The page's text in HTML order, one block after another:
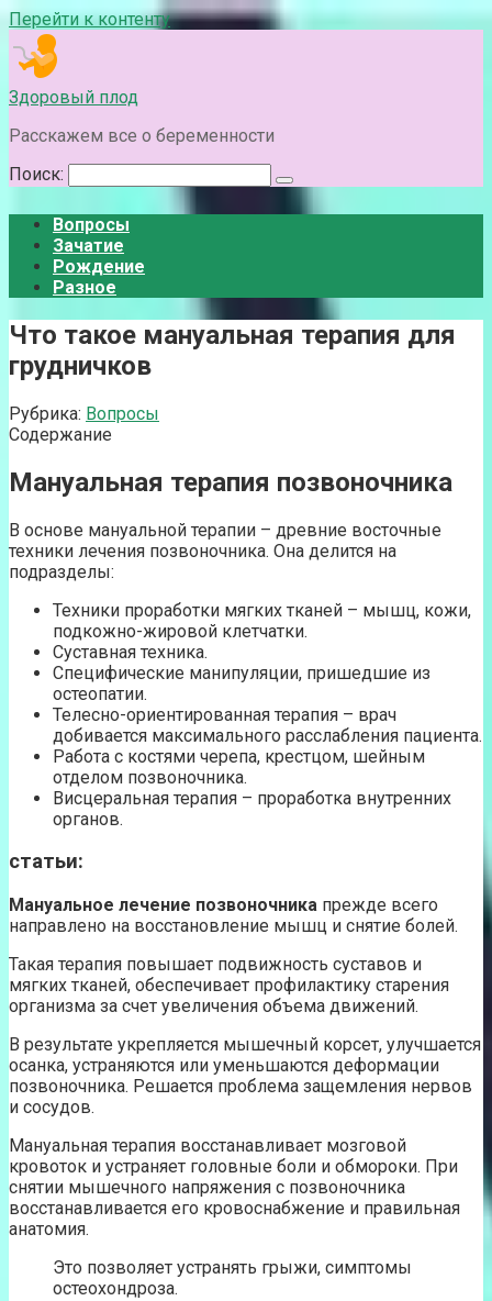
Перейти к контенту
Здоровый плод
Расскажем все о беременности
Поиск:
Вопросы
Зачатие
Рождение
Разное
Что такое мануальная терапия для
грудничков
Рубрика: Вопросы
Содержание
Мануальная терапия позвоночника
В основе мануальной терапии – древние восточные
техники лечения позвоночника. Она делится на
подразделы:
Техники проработки мягких тканей – мышц, кожи,
подкожно-жировой клетчатки.
Суставная техника.
Специфические манипуляции, пришедшие из
остеопатии.
Телесно-ориентированная терапия – врач
добивается максимального расслабления пациента.
Работа с костями черепа, крестцом, шейным
отделом позвоночника.
Висцеральная терапия – проработка внутренних
органов.
статьи:
Мануальное лечение позвоночника прежде всего
направлено на восстановление мышц и снятие болей.
Такая терапия повышает подвижность суставов и
мягких тканей, обеспечивает профилактику старения
организма за счет увеличения объема движений.
В результате укрепляется мышечный корсет, улучшается
осанка, устраняются или уменьшаются деформации
позвоночника. Решается проблема защемления нервов
и сосудов.
Мануальная терапия восстанавливает мозговой
кровоток и устраняет головные боли и обмороки. При
снятии мышечного напряжения с позвоночника
восстанавливается его кровоснабжение и правильная
анатомия.
Это позволяет устранять грыжи, симптомы
остеохондроза.